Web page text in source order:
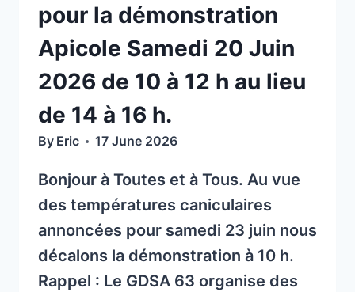
PROFITEZ
ÉGALEMENT
DES
CONSEILS
DE
NOS
TSA
pour la démonstration
Apicole Samedi 20 Juin
2026 de 10 à 12 h au lieu
de 14 à 16 h.
By Eric 17 June 2026
Bonjour à Toutes et à Tous. Au vue
des températures caniculaires
annoncées pour samedi 23 juin nous
décalons la démonstration à 10 h.
Rappel : Le GDSA 63 organise des